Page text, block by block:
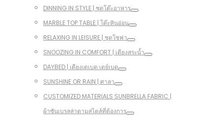
DINNING IN STYLE | ชุดโต๊ะอาหาร
MARBLE TOP TABLE | โต๊ะหินอ่อน
RELAXING IN LEISURE | ชุดโซฟา
SNOOZING IN COMFORT | เตียงสระน้ำ
DAYBED | เตียงเดเบด เดย์เบด
SUNSHINE OR RAIN | ศาลา
CUSTOMIZED MATERIALS SUNBRELLA FABRIC |
ผ้าซันเบรลล่าตามสไตล์ที่ต้องการ